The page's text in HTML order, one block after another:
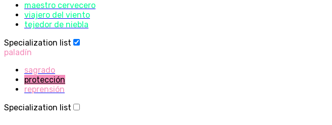
maestro cervecero
viajero del viento
tejedor de niebla
Specialization list
paladín
sagrado
protección
reprensión
Specialization list